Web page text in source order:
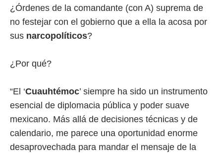
¿Órdenes de la comandante (con A) suprema de
no festejar con el gobierno que a ella la acosa por
sus narcopolíticos?
¿Por qué?
“El ‘Cuauhtémoc’ siempre ha sido un instrumento
esencial de diplomacia pública y poder suave
mexicano. Más allá de decisiones técnicas y de
calendario, me parece una oportunidad enorme
desaprovechada para mandar el mensaje de la